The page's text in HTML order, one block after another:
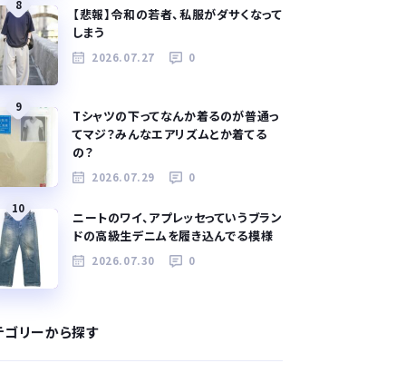
8
【悲報】令和の若者、私服がダサくなって
しまう
2026.07.27 0
9
Tシャツの下ってなんか着るのが普通っ
てマジ？みんなエアリズムとか着てる
の？
2026.07.29 0
10
ニートのワイ、アプレッセっていうブラン
ドの高級生デニムを履き込んでる模様
2026.07.30 0
ゴリーから探す